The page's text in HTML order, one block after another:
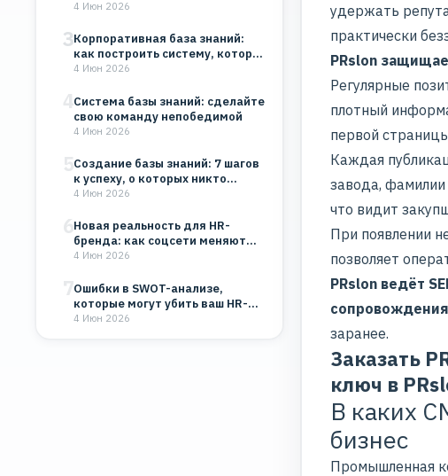
организации
4 Июн 2026
3Корпоративная база знаний:
как построить систему, которая
будет работать на…
4 Июн 2026
4Система базы знаний: сделайте
свою команду непобедимой
4 Июн 2026
5Создание базы знаний: 7 шагов
к успеху, о которых никто…
4 Июн 2026
6Новая реальность для HR-
бренда: как соцсети меняют
восприятие компании
4 Июн 2026
7Ошибки в SWOT-анализе,
которые могут убить ваш HR-
бренд и бизнес
4 Июн 2026
удержать
практически
PRslon
Регулярные
плотный
первой
Каждая
завода,
что видит
При появлении
позволяет
PRslon ведёт
сопровождения
заранее.
Заказать
ключ в
В каких
бизнес
Промышленная